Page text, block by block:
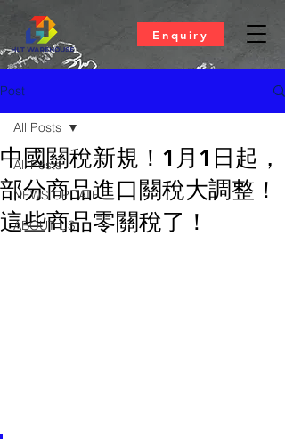
Enquiry
Post
All Posts
NEWS UPDATE
ABOUT US
All Posts
中國關稅新規！1月1日起，
部分商品進口關稅大調整！
這些商品零關稅了！